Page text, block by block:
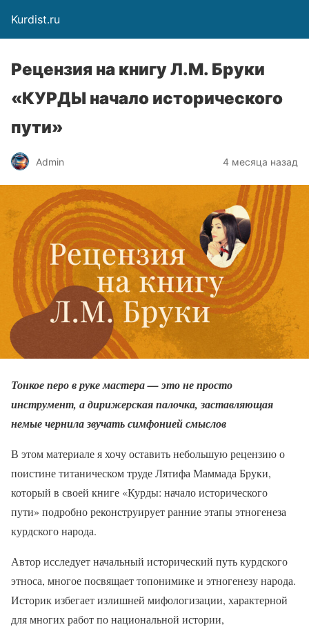
Kurdist.ru
Рецензия на книгу Л.М. Бруки
«КУРДЫ начало исторического
пути»
Admin 4 месяца назад
Тонкое перо в руке мастера — это не просто
инструмент, адирижерская палочка, заставляющая
немые чернила звучать симфонией смыслов
В этом материале я хочу оставить небольшую рецензию о
поистине титаническом труде Лятифа Маммада Бруки,
который в своей книге «Курды: начало исторического
пути» подробно реконструирует ранние этапы этногенеза
курдского народа.
Автор исследует начальный исторический путь курдского
этноса, многое посвящает топонимике и этногенезу народа.
Историк избегает излишней мифологизации, характерной
для многих работ по национальной истории,